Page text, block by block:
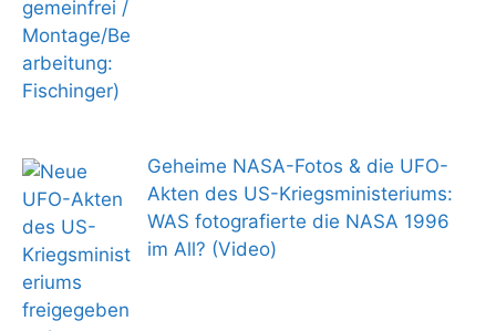
Geheime NASA-Fotos & die UFO-
Akten des US-Kriegsministeriums:
WAS fotografierte die NASA 1996
im All? (Video)